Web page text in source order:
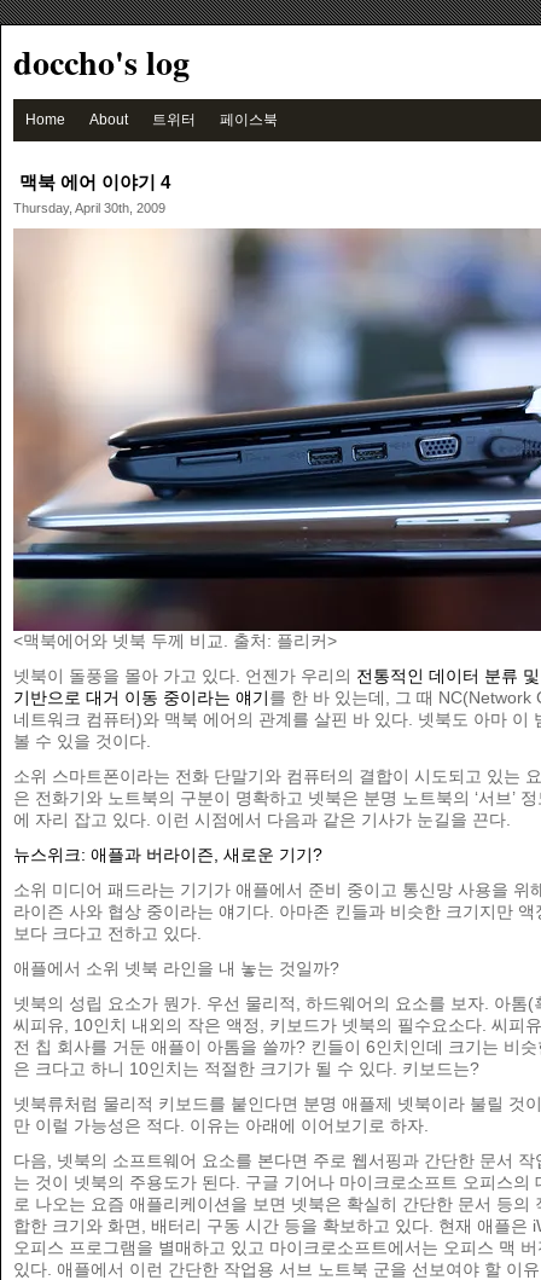
doccho's log
Home About 트위터 페이스북
맥북 에어 이야기 4
Thursday, April 30th, 2009
<맥북에어와 넷북 두께 비교. 출처: 플리커>
넷북이 돌풍을 몰아 가고 있다. 언젠가 우리의 전통적인 데이터 분류
기반으로 대거 이동 중이라는 얘기 를 한 바 있는데, 그 때 NC(Network
네트워크 컴퓨터)와 맥북 에어의 관계를 살핀 바 있다. 넷북도 아마 이
볼 수 있을 것이다.
소위 스마트폰이라는 전화 단말기와 컴퓨터의 결합이 시도되고 있는
은 전화기와 노트북의 구분이 명확하고 넷북은 분명 노트북의 ‘서브’
에 자리 잡고 있다. 이런 시점에서 다음과 같은 기사가 눈길을 끈다.
뉴스위크: 애플과 버라이즌, 새로운 기기?
소위 미디어 패드라는 기기가 애플에서 준비 중이고 통신망 사용을 위
라이즌 사와 협상 중이라는 얘기다. 아마존 킨들과 비슷한 크기지만 액
보다 크다고 전하고 있다.
애플에서 소위 넷북 라인을 내 놓는 것일까?
넷북의 성립 요소가 뭔가. 우선 물리적, 하드웨어의 요소를 보자. 아톰(
씨피유, 10인치 내외의 작은 액정, 키보드가 넷북의 필수요소다. 씨피
전 칩 회사를 거둔 애플이 아톰을 쓸까? 킨들이 6인치인데 크기는 비
은 크다고 하니 10인치는 적절한 크기가 될 수 있다. 키보드는?
넷북류처럼 물리적 키보드를 붙인다면 분명 애플제 넷북이라 불릴 것
만 이럴 가능성은 적다. 이유는 아래에 이어보기로 하자.
다음, 넷북의 소프트웨어 요소를 본다면 주로 웹서핑과 간단한 문서 작
는 것이 넷북의 주용도가 된다. 구글 기어나 마이크로소프트 오피스의
로 나오는 요즘 애플리케이션을 보면 넷북은 확실히 간단한 문서 등의
합한 크기와 화면, 배터리 구동 시간 등을 확보하고 있다. 현재 애플은
오피스 프로그램을 별매하고 있고 마이크로소프트에서는 오피스 맥
있다. 애플에서 이런 간단한 작업용 서브 노트북 군을 선보여야 할 이